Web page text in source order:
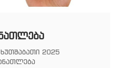
2025